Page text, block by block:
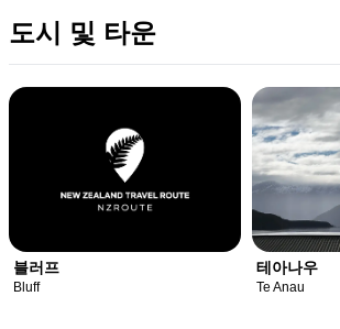
도시 및 타운
블러프
Bluff
테아나우
Te Anau